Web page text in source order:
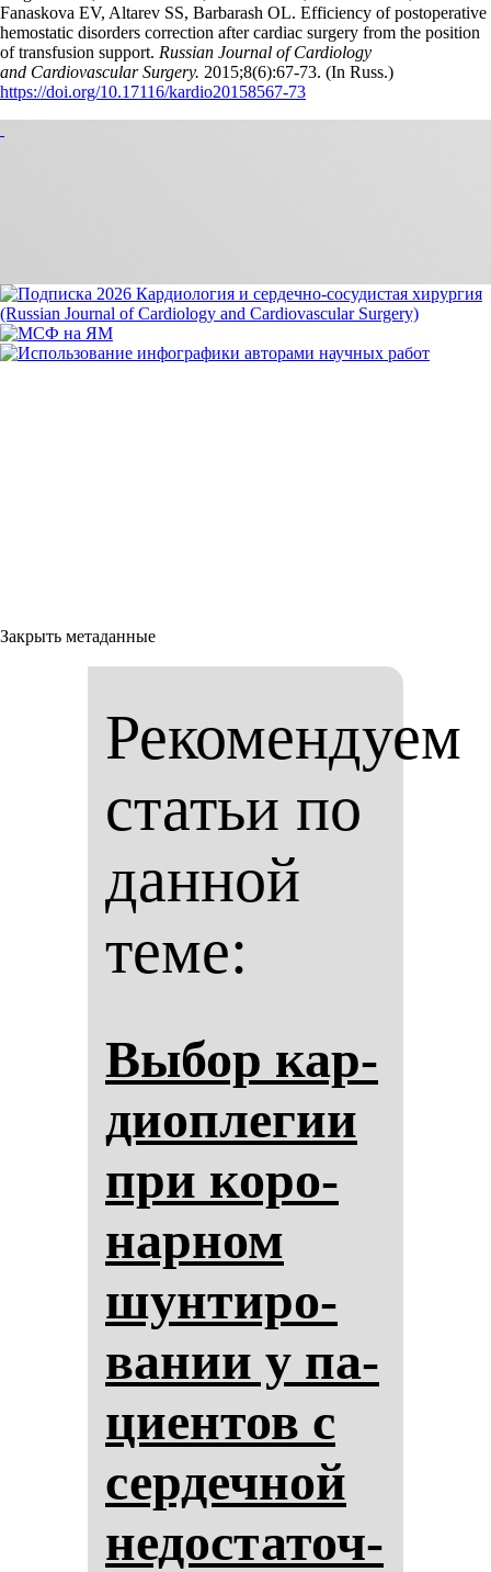
Fanaskova EV, Altarev SS, Barbarash OL. Efficiency of postoperative
hemostatic disorders correction after cardiac surgery from the position
of transfusion support. Russian Journal of Cardiology
and Cardiovascular Surgery. 2015;8(6):67‑73. (In Russ.)
https://doi.org/10.17116/kardio20158567-73
Закрыть метаданные
Рекомендуем
статьи по
данной
теме:
Вы­бор кар­
ди­оп­ле­гии
при ко­ро­
нар­ном
шун­ти­ро­
ва­нии у па­
ци­ен­тов с
сер­деч­ной
не­дос­та­точ­